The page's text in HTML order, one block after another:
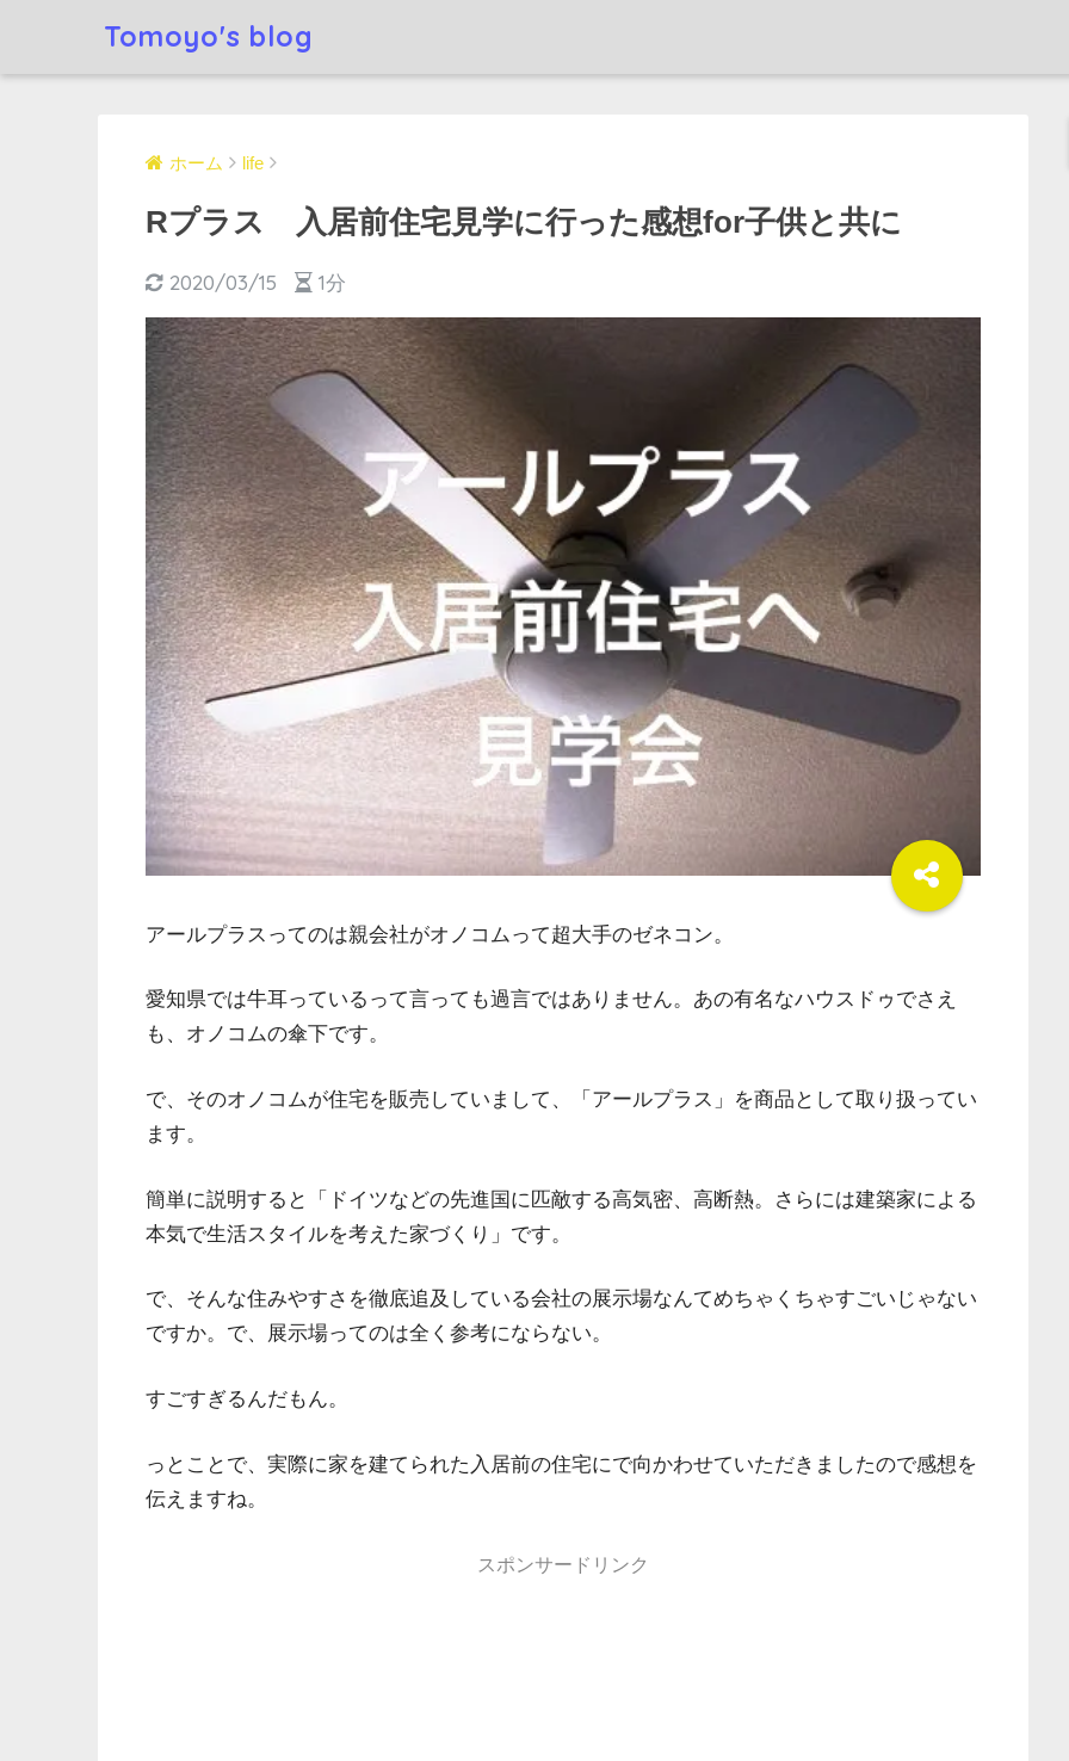
Tomoyo's blog
ホーム life
Rプラス 入居前住宅見学に行った感想for子供と共に
2020/03/15 1分
アールプラスってのは親会社がオノコムって超大手のゼネコン。
愛知県では牛耳っているって言っても過言ではありません。あの有名なハウスドゥでさえ
も、オノコムの傘下です。
で、そのオノコムが住宅を販売していまして、「アールプラス」を商品として取り扱ってい
ます。
簡単に説明すると「ドイツなどの先進国に匹敵する高気密、高断熱。さらには建築家による
本気で生活スタイルを考えた家づくり」です。
で、そんな住みやすさを徹底追及している会社の展示場なんてめちゃくちゃすごいじゃない
ですか。で、展示場ってのは全く参考にならない。
すごすぎるんだもん。
っとことで、実際に家を建てられた入居前の住宅にで向かわせていただきましたので感想を
伝えますね。
スポンサードリンク